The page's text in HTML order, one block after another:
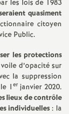
e
m
e
n
les lois de 1983
quasiment
citoyen
Public.
les protections
d’opacité sur
la suppression
1erjanvier 2020.
lieux de contrôle
individuelles: la